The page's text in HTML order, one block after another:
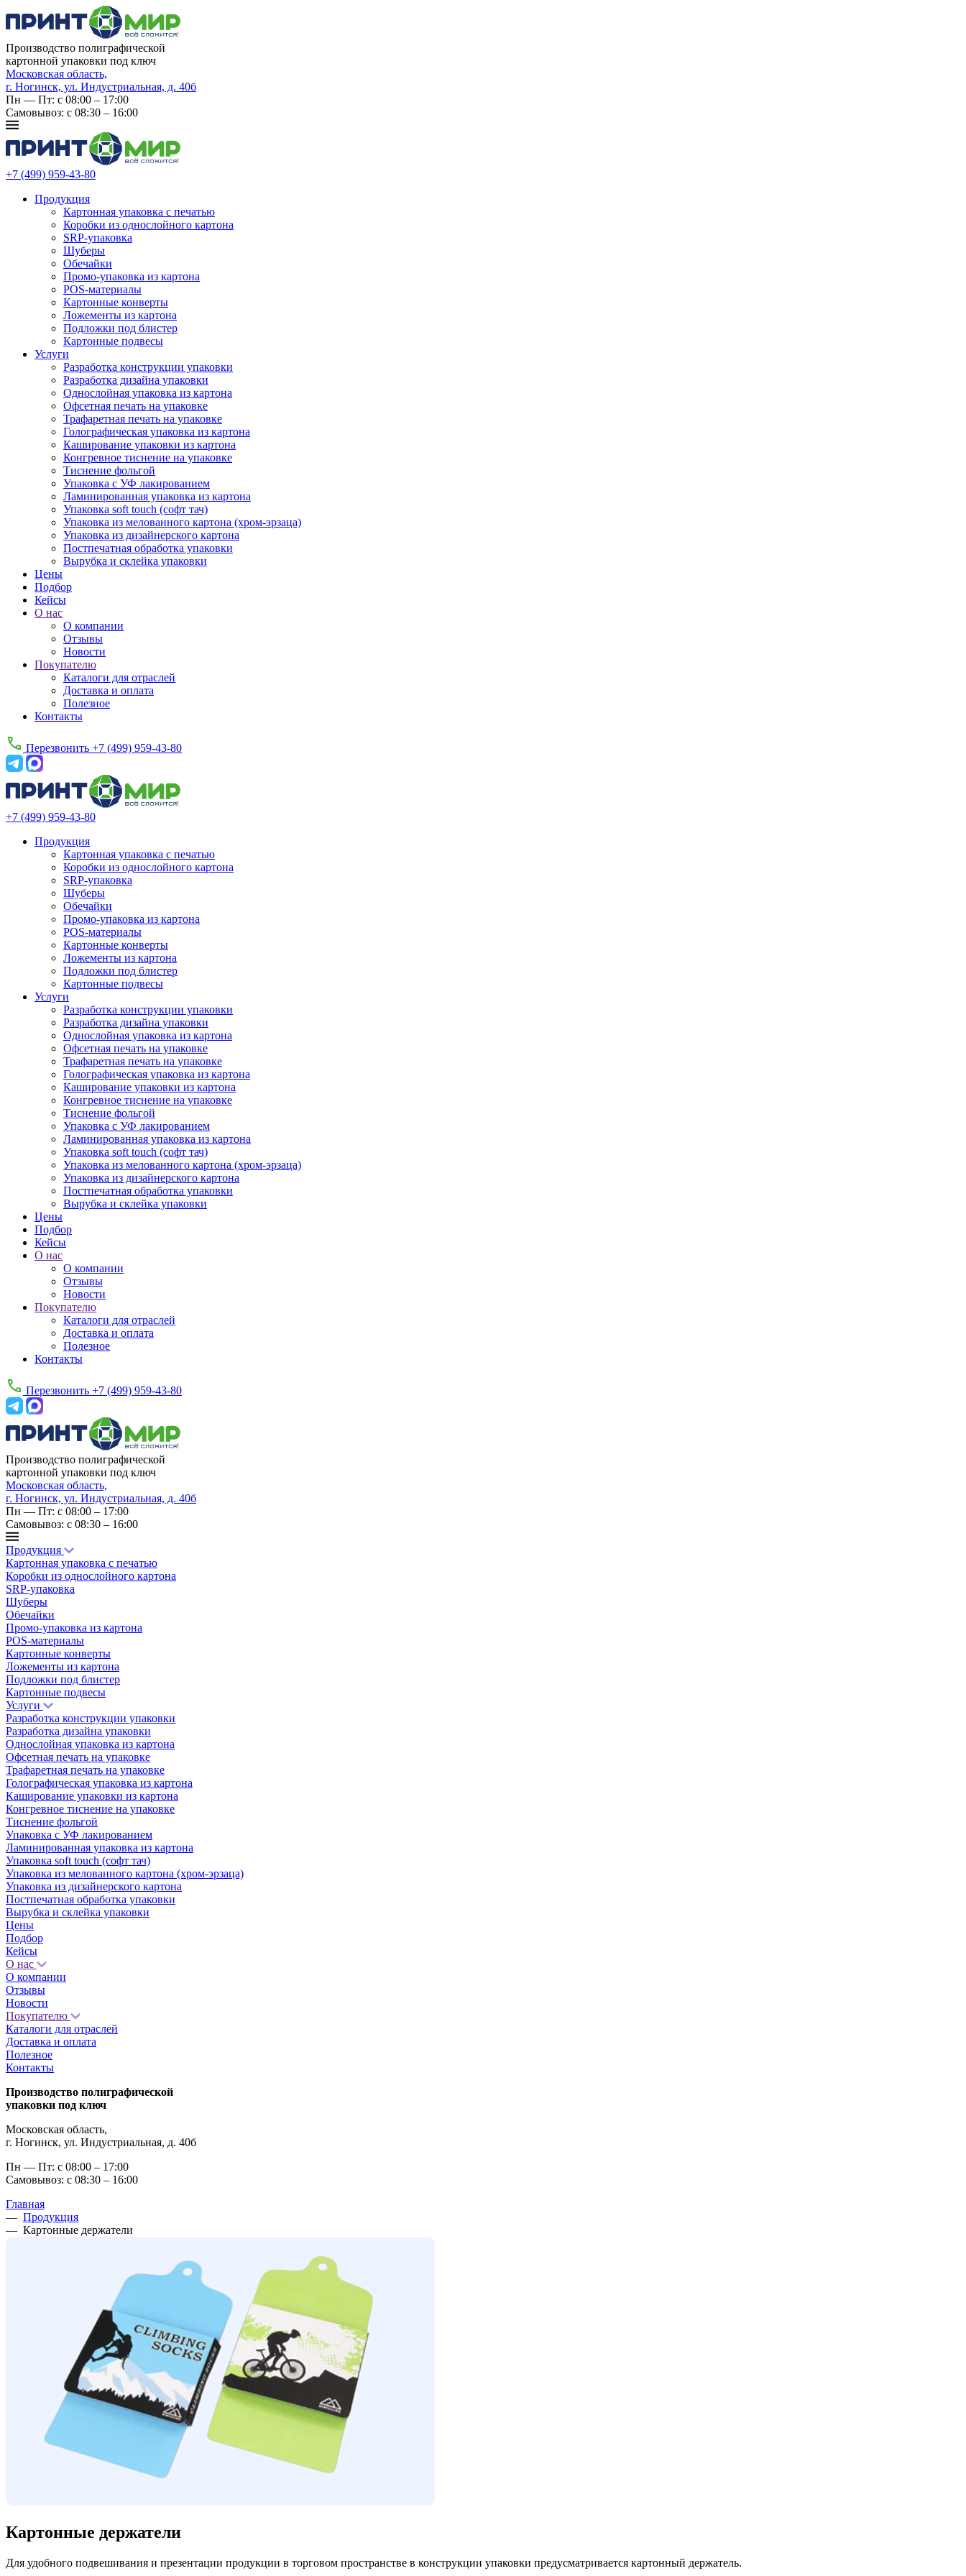
Производство полиграфической
картонной упаковки под ключ
Московская область,
г. Ногинск, ул. Индустриальная, д. 40б
Пн — Пт: с 08:00 – 17:00
Самовывоз: с 08:30 – 16:00
+7 (499) 959-43-80
Продукция
Картонная упаковка с печатью
Коробки из однослойного картона
SRP-упаковка
Шуберы
Обечайки
Промо‑упаковка из картона
POS-материалы
Картонные конверты
Ложементы из картона
Подложки под блистер
Картонные подвесы
Услуги
Разработка конструкции упаковки
Разработка дизайна упаковки
Однослойная упаковка из картона
Офсетная печать на упаковке
Трафаретная печать на упаковке
Голографическая упаковка из картона
Каширование упаковки из картона
Конгревное тиснение на упаковке
Тиснение фольгой
Упаковка с УФ лакированием
Ламинированная упаковка из картона
Упаковка soft touch (софт тач)
Упаковка из мелованного картона (хром-эрзаца)
Упаковка из дизайнерского картона
Постпечатная обработка упаковки
Вырубка и склейка упаковки
Цены
Подбор
Кейсы
О нас
О компании
Отзывы
Новости
Покупателю
Каталоги для отраслей
Доставка и оплата
Полезное
Контакты
Перезвонить +7 (499) 959-43-80
+7 (499) 959-43-80
Продукция
Картонная упаковка с печатью
Коробки из однослойного картона
SRP-упаковка
Шуберы
Обечайки
Промо‑упаковка из картона
POS-материалы
Картонные конверты
Ложементы из картона
Подложки под блистер
Картонные подвесы
Услуги
Разработка конструкции упаковки
Разработка дизайна упаковки
Однослойная упаковка из картона
Офсетная печать на упаковке
Трафаретная печать на упаковке
Голографическая упаковка из картона
Каширование упаковки из картона
Конгревное тиснение на упаковке
Тиснение фольгой
Упаковка с УФ лакированием
Ламинированная упаковка из картона
Упаковка soft touch (софт тач)
Упаковка из мелованного картона (хром-эрзаца)
Упаковка из дизайнерского картона
Постпечатная обработка упаковки
Вырубка и склейка упаковки
Цены
Подбор
Кейсы
О нас
О компании
Отзывы
Новости
Покупателю
Каталоги для отраслей
Доставка и оплата
Полезное
Контакты
Перезвонить +7 (499) 959-43-80
Производство полиграфической
картонной упаковки под ключ
Московская область,
г. Ногинск, ул. Индустриальная, д. 40б
Пн — Пт: с 08:00 – 17:00
Самовывоз: с 08:30 – 16:00
Продукция
Картонная упаковка с печатью
Коробки из однослойного картона
SRP-упаковка
Шуберы
Обечайки
Промо‑упаковка из картона
POS-материалы
Картонные конверты
Ложементы из картона
Подложки под блистер
Картонные подвесы
Услуги
Разработка конструкции упаковки
Разработка дизайна упаковки
Однослойная упаковка из картона
Офсетная печать на упаковке
Трафаретная печать на упаковке
Голографическая упаковка из картона
Каширование упаковки из картона
Конгревное тиснение на упаковке
Тиснение фольгой
Упаковка с УФ лакированием
Ламинированная упаковка из картона
Упаковка soft touch (софт тач)
Упаковка из мелованного картона (хром-эрзаца)
Упаковка из дизайнерского картона
Постпечатная обработка упаковки
Вырубка и склейка упаковки
Цены
Подбор
Кейсы
О нас
О компании
Отзывы
Новости
Покупателю
Каталоги для отраслей
Доставка и оплата
Полезное
Контакты
Производство полиграфической
упаковки под ключ
Московская область,
г. Ногинск, ул. Индустриальная, д. 40б
Пн — Пт: с 08:00 – 17:00
Самовывоз: с 08:30 – 16:00
Главная
— Продукция
— Картонные держатели
Картонные держатели
Для удобного подвешивания и презентации продукции в торговом пространстве в конструкции упаковки предусматривается картонный держатель.